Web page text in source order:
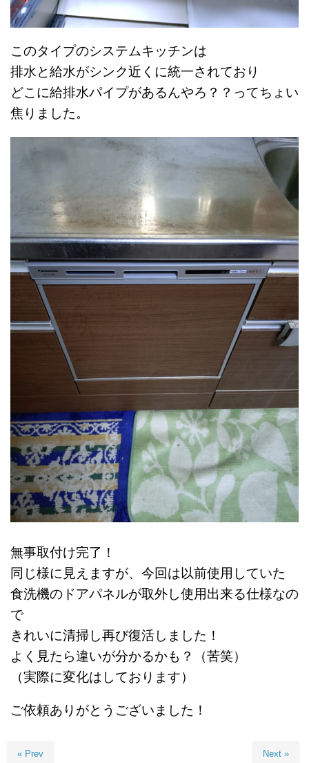
このタイプのシステムキッチンは
排水と給水がシンク近くに統一されており
どこに給排水パイプがあるんやろ？？ってちょい
焦りました。
無事取付け完了！
同じ様に見えますが、今回は以前使用していた
食洗機のドアパネルが取外し使用出来る仕様なの
で
きれいに清掃し再び復活しました！
よく見たら違いが分かるかも？（苦笑）
（実際に変化はしております）
ご依頼ありがとうございました！
« Prev Next »